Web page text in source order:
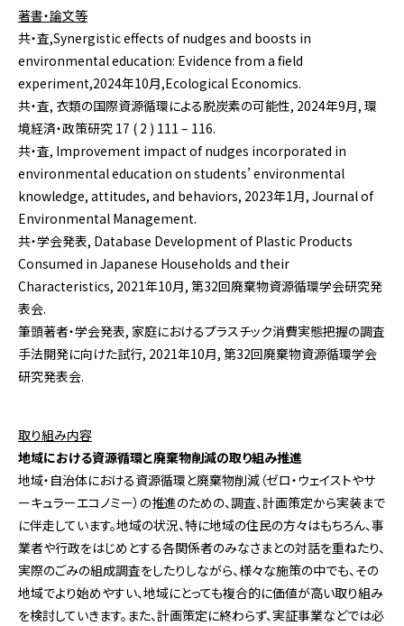
著書・論文等
共・査,Synergistic effects of nudges and boosts in
environmental education: Evidence from a field
experiment,2024年10月,Ecological Economics.
共・査, 衣類の国際資源循環による脱炭素の可能性, 2024年9月, 環
境経済・政策研究 17 ( 2 ) 111 – 116.
共・査, Improvement impact of nudges incorporated in
environmental education on students’ environmental
knowledge, attitudes, and behaviors, 2023年1月, Journal of
Environmental Management.
共・学会発表, Database Development of Plastic Products
Consumed in Japanese Households and their
Characteristics, 2021年10月, 第32回廃棄物資源循環学会研究発
表会.
筆頭著者・学会発表, 家庭におけるプラスチック消費実態把握の調査
手法開発に向けた試行, 2021年10月, 第32回廃棄物資源循環学会
研究発表会.
取り組み内容
地域における資源循環と廃棄物削減の取り組み推進
地域・自治体における資源循環と廃棄物削減（ゼロ・ウェイストやサ
ーキュラーエコノミー）の推進のための、調査、計画策定から実装まで
に伴走しています。地域の状況、特に地域の住民の方々はもちろん、事
業者や行政をはじめとする各関係者のみなさまとの対話を重ねたり、
実際のごみの組成調査をしたりしながら、様々な施策の中でも、その
地域でより始めやすい、地域にとっても複合的に価値が高い取り組み
を検討していきます。また、計画策定に終わらず、実証事業などでは必